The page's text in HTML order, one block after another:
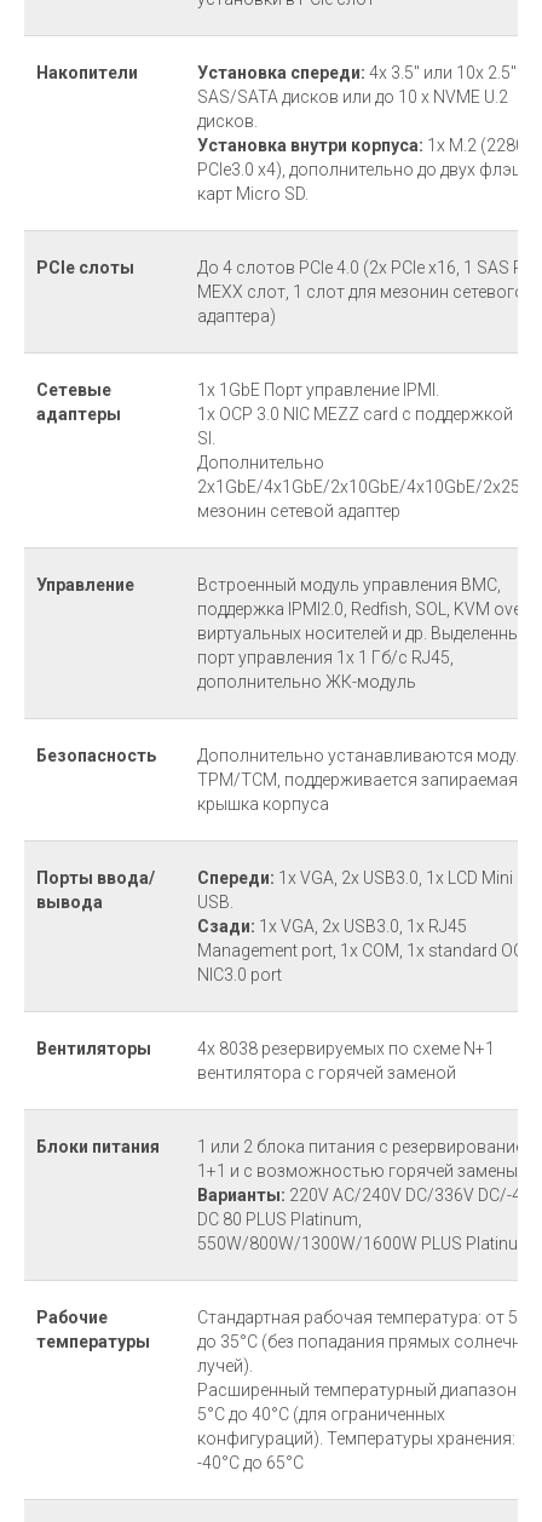
Накопители Установка спереди: 4x 3.5" или 10x 2.5"
SAS/SATA дисков или до 10 x NVME U.2
дисков.
Установка внутри корпуса: 1x M.2 (2280
PCIe3.0 x4), дополнительно до двух флэш-
карт Micro SD.
PCIe слоты
До 4 слотов PCIe 4.0 (2x PCIe x16, 1 SAS
MEXX слот, 1 слот для мезонин сетевого
адаптера)
Сетевые
адаптеры
1x 1GbE Порт управление IPMI.
1x OCP 3.0 NIC MEZZ card с поддержкой
SI.
Дополнительно
2x1GbE/4x1GbE/2x10GbE/4x10GbE/
мезонин сетевой адаптер
Управление
Встроенный модуль управления BMC,
поддержка IPMI2.0, Redfish, SOL, KVM over
виртуальных носителей и др. Выделенный
порт управления 1x 1 Гб/с RJ45,
дополнительно ЖК-модуль
Безопасность
Дополнительно устанавливаются модули
TPM/TCM, поддерживается запираемая
крышка корпуса
Порты ввода/
вывода
Спереди: 1x VGA, 2x USB3.0, 1x LCD Mini
USB.
Сзади: 1x VGA, 2x USB3.0, 1x RJ45
Management port, 1x COM, 1x standard OCP
NIC3.0 port
Вентиляторы
4х 8038 резервируемых по схеме N+1
вентилятора с горячей заменой
Блоки питания
1 или 2 блока питания с резервированием
1+1 и с возможностью горячей замены.
Варианты: 220V AC/240V DC/336V DC/-48V
DC 80 PLUS Platinum,
550W/800W/1300W/1600W PLUS Platinum
Рабочие
температуры
Стандартная рабочая температура: от 5°C
до 35°C (без попадания прямых солнечных
лучей).
Расширенный температурный диапазон: от
5°C до 40°C (для ограниченных
конфигураций). Температуры хранения: от
-40°C до 65°C